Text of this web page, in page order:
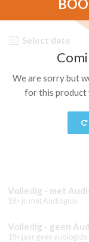
Select date
Volledig - met
18+ jr. met Audiogids
Volledig - geen
18+ jaar geen audiogids
We are sorry but
for this product